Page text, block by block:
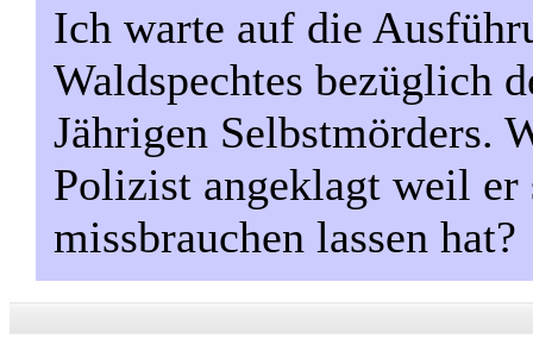
Ich warte auf die
Waldspechtes bezüglich
Jährigen Selbstmörders.
Polizist angeklagt weil
missbrauchen lassen hat?